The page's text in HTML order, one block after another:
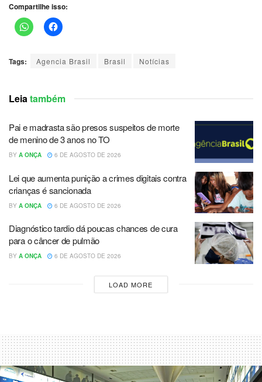
Compartilhe isso:
Tags: Agencia Brasil Brasil Notícias
Leiatambém
Pai e madrasta são presos suspeitos de morte
de menino de 3 anos no TO
BY A ONÇA 6 DE AGOSTO DE 2026
Lei que aumenta punição a crimes digitais contra
crianças é sancionada
BY A ONÇA 6 DE AGOSTO DE 2026
Diagnóstico tardio dá poucas chances de cura
para o câncer de pulmão
BY A ONÇA 6 DE AGOSTO DE 2026
LOAD MORE